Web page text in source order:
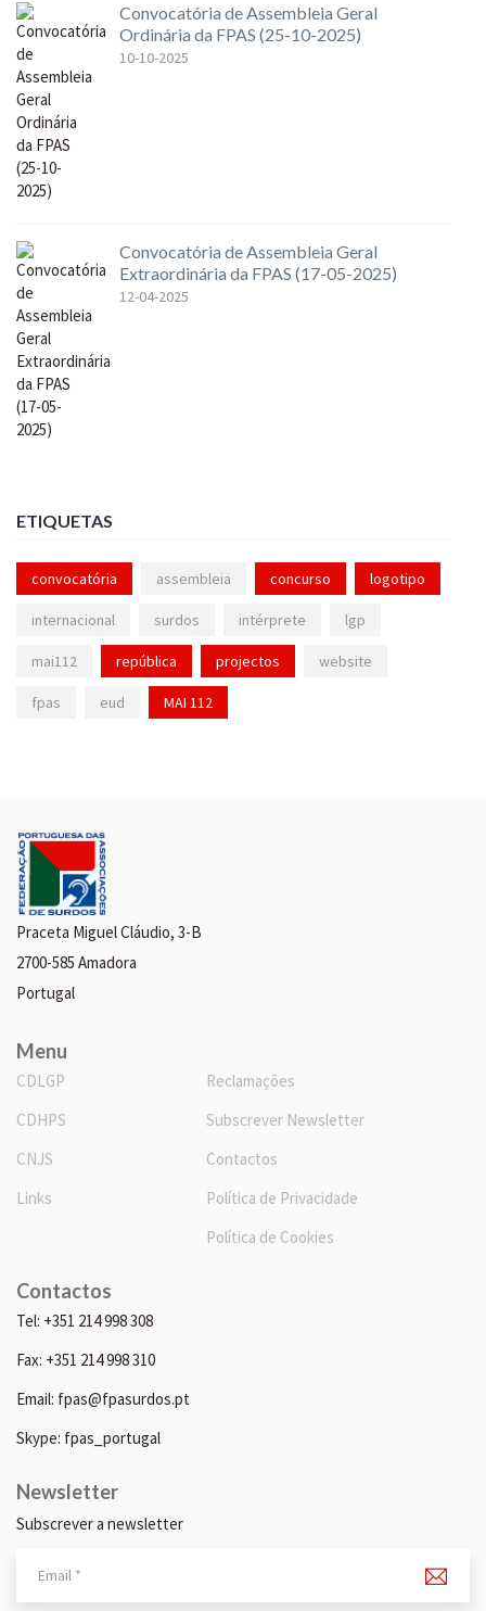
Convocatória de Assembleia Geral
Ordinária da FPAS (25-10-2025)
10-10-2025
Convocatória de Assembleia Geral
Extraordinária da FPAS (17-05-2025)
12-04-2025
ETIQUETAS
convocatória assembleia concurso logotipo
internacional surdos intérprete lgp
mai112 república projectos website
fpas eud MAI 112
Praceta Miguel Cláudio, 3-B
2700-585 Amadora
Portugal
Menu
CDLGP
CDHPS
CNJS
Links
Reclamações
Subscrever Newsletter
Contactos
Política de Privacidade
Política de Cookies
Contactos
Tel: +351 214 998 308
Fax: +351 214 998 310
Email: fpas@fpasurdos.pt
Skype: fpas_portugal
Newsletter
Subscrever a newsletter